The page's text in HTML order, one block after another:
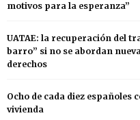
motivos para la esperanza”
UATAE: la recuperación del
barro” si no se abordan
derechos
Ocho de cada diez españoles
vivienda